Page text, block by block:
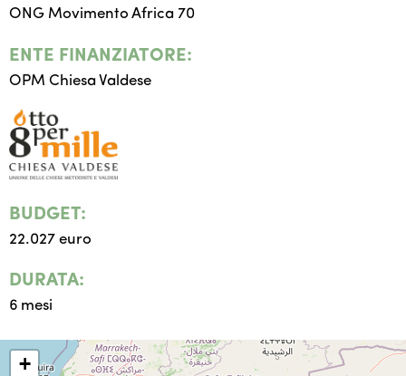
ONG Movimento Africa 70
ENTE FINANZIATORE:
OPM Chiesa Valdese
BUDGET:
22.027 euro
DURATA:
6 mesi
+